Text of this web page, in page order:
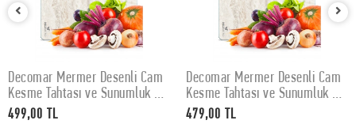
SEPETE EKLE
Decomar Mermer Desenli Cam
Kesme Tahtası ve Sunumluk 30
x 40 cm
499,00 TL
SEPETE EKLE
Decomar Mermer Desenli Cam
Kesme Tahtası ve Sunumluk 25
x 35 cm
479,00 TL